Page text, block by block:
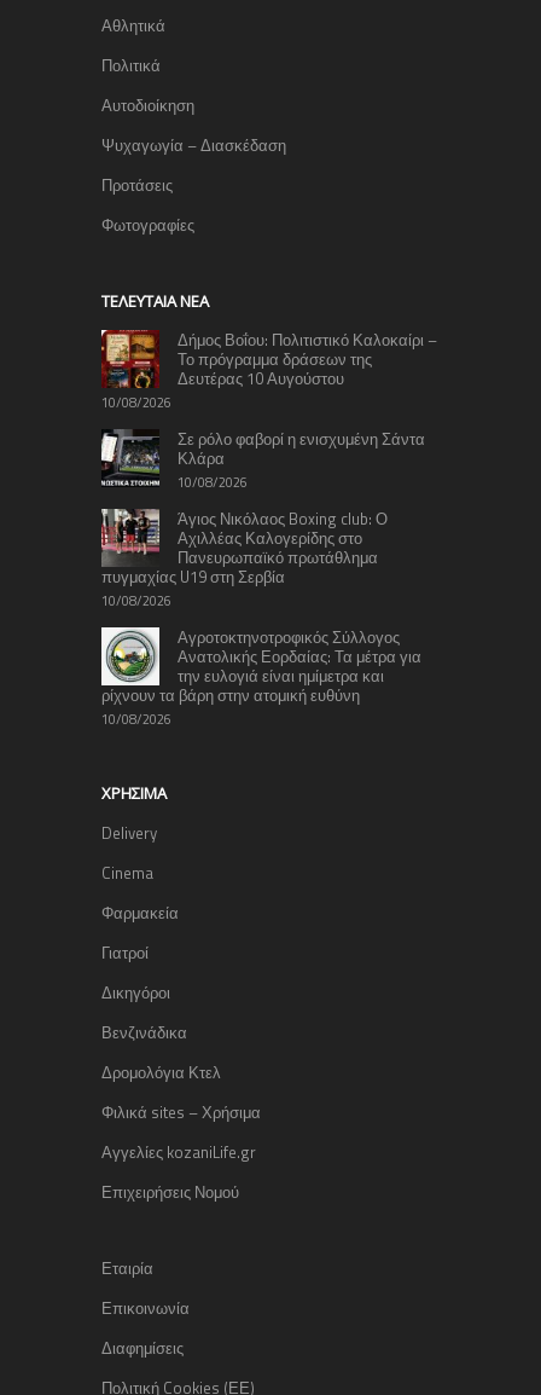
Αθλητικά
Πολιτικά
Αυτοδιοίκηση
Ψυχαγωγία – Διασκέδαση
Προτάσεις
Φωτογραφίες
TΕΛΕΥΤΑΊΑ ΝΈΑ
Δήμος Βοΐου: Πολιτιστικό Καλοκαίρι –
Το πρόγραμμα δράσεων της
Δευτέρας 10 Αυγούστου
10/08/2026
Σε ρόλο φαβορί η ενισχυμένη Σάντα
Κλάρα
10/08/2026
Άγιος Νικόλαος Boxing club: Ο
Αχιλλέας Καλογερίδης στο
Πανευρωπαϊκό πρωτάθλημα
πυγμαχίας U19 στη Σερβία
10/08/2026
Αγροτοκτηνοτροφικός Σύλλογος
Ανατολικής Εορδαίας: Τα μέτρα για
την ευλογιά είναι ημίμετρα και
ρίχνουν τα βάρη στην ατομική ευθύνη
10/08/2026
ΧΡΉΣΙΜΑ
Delivery
Cinema
Φαρμακεία
Γιατροί
Δικηγόροι
Βενζινάδικα
Δρομολόγια Κτελ
Φιλικά sites – Χρήσιμα
Αγγελίες kozaniLife.gr
Επιχειρήσεις Νομού
Εταιρία
Επικοινωνία
Διαφημίσεις
Πολιτική Cookies (ΕΕ)